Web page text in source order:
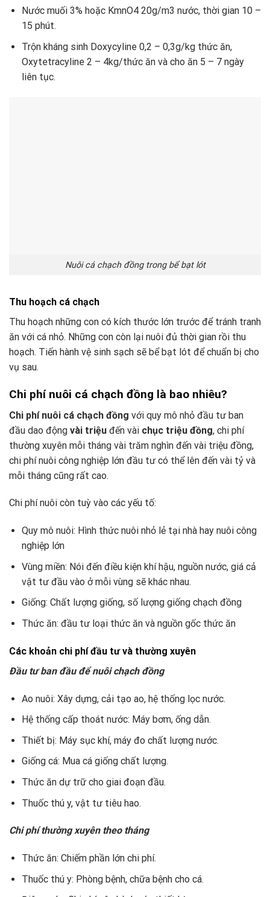
Nước muối 3% hoặc KmnO4 20g/m3 nước, thời gian 10 –
15 phút.
Trộn kháng sinh Doxycyline 0,2 – 0,3g/kg thức ăn,
Oxytetracyline 2 – 4kg/thức ăn và cho ăn 5 – 7 ngày
liên tục.
Nuôi cá chạch đồng trong bể bạt lót
Thu hoạch cá chạch
Thu hoạch những con có kích thước lớn trước để tránh tranh
ăn với cá nhỏ. Những con còn lại nuôi đủ thời gian rồi thu
hoạch. Tiến hành vệ sinh sạch sẽ bể bạt lót để chuẩn bị cho
vụ sau.
Chi phí nuôi cá chạch đồng là bao nhiêu?
Chi phí nuôi cá chạch đồng với quy mô nhỏ đầu tư ban
đầu dao động vài triệu đến vài chục triệu đồng, chi phí
thường xuyên mỗi tháng vài trăm nghìn đến vài triệu đồng,
chi phí nuôi công nghiệp lớn đầu tư có thể lên đến vài tỷ và
mỗi tháng cũng rất cao.
Chi phí nuôi còn tuỳ vào các yếu tố:
Quy mô nuôi: Hình thức nuôi nhỏ lẻ tại nhà hay nuôi công
nghiệp lớn
Vùng miền: Nói đến điều kiện khí hậu, nguồn nước, giá cả
vật tư đầu vào ở mỗi vùng sẽ khác nhau.
Giống: Chất lượng giống, số lượng giống chạch đồng
Thức ăn: đầu tư loại thức ăn và nguồn gốc thức ăn
Các khoản chi phí đầu tư và thường xuyên
Đầu tư ban đầu để nuôi chạch đồng
Ao nuôi: Xây dựng, cải tạo ao, hệ thống lọc nước.
Hệ thống cấp thoát nước: Máy bơm, ống dẫn.
Thiết bị: Máy sục khí, máy đo chất lượng nước.
Giống cá: Mua cá giống chất lượng.
Thức ăn dự trữ cho giai đoạn đầu.
Thuốc thú y, vật tư tiêu hao.
Chi phí thường xuyên theo tháng
Thức ăn: Chiếm phần lớn chi phí.
Thuốc thú y: Phòng bệnh, chữa bệnh cho cá.